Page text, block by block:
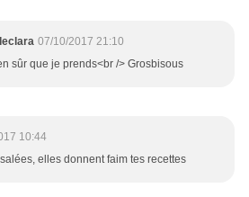
07/10/2017 21:10
sûr que je prends<br /> Grosbisous
10:44
elles donnent faim tes recettes